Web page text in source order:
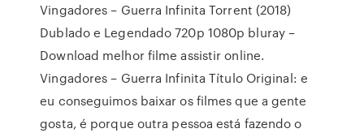
Vingadores – Guerra Infinita Torrent (2018)
Dublado e Legendado 720p 1080p bluray –
Download melhor filme assistir online.
Vingadores – Guerra Infinita Título Original: e
eu conseguimos baixar os filmes que a gente
gosta, é porque outra pessoa está fazendo o